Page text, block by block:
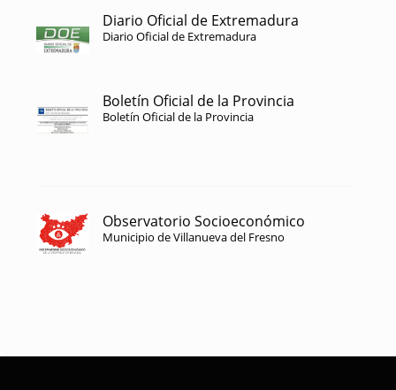
Diario Oficial de Extremadura
Diario Oficial de Extremadura
Boletín Oficial de la Provincia
Boletín Oficial de la Provincia
Observatorio Socioeconómico
Municipio de Villanueva del Fresno